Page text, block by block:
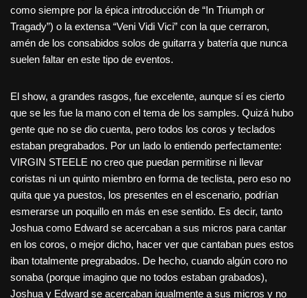
como siempre por la épica introducción de “In Triumph or
Tragady”) o la extensa “Veni Vidi Vici” con la que cerraron,
amén de los consabidos solos de guitarra y batería que nunca
suelen faltar en este tipo de eventos.
El show, a grandes rasgos, fue excelente, aunque sí es cierto
que se les fue la mano con el tema de los samples. Quizá hubo
gente que no se dio cuenta, pero todos los coros y teclados
estaban pregrabados. Por un lado lo entiendo perfectamente:
VIRGIN STEELE no creo que puedan permitirse ni llevar
coristas ni un quinto miembro en forma de teclista, pero eso no
quita que ya puestos, los presentes en el escenario, podrían
esmerarse un poquillo en más en ese sentido. Es decir, tanto
Joshua como Edward se acercaban a sus micros para cantar
en los coros, o mejor dicho, hacer ver que cantaban pues estos
iban totalmente pregrabados. De hecho, cuando algún coro no
sonaba (porque imagino que no todos estaban grabados),
Joshua y Edward se acercaban igualmente a sus micros y no